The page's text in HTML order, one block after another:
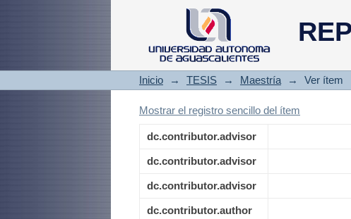
Desarrollo de
calzado para la
Aguascalientes
Inicio → TESIS → Maestría → Ver ítem
Mostrar el registro sencillo del ítem
dc.contributor.advisor
dc.contributor.advisor
dc.contributor.advisor
dc.contributor.author